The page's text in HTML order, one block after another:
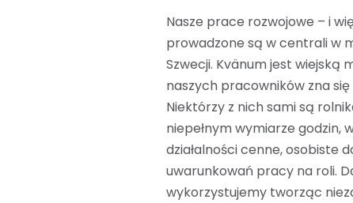
Nasze prace rozwojowe – i
prowadzone są w centrali w
Szwecji. Kvänum jest wiejską
naszych pracowników zna
Niektórzy z nich sami są
niepełnym wymiarze godzin,
działalności cenne, osobiste
uwarunkowań pracy na roli.
wykorzystujemy tworząc